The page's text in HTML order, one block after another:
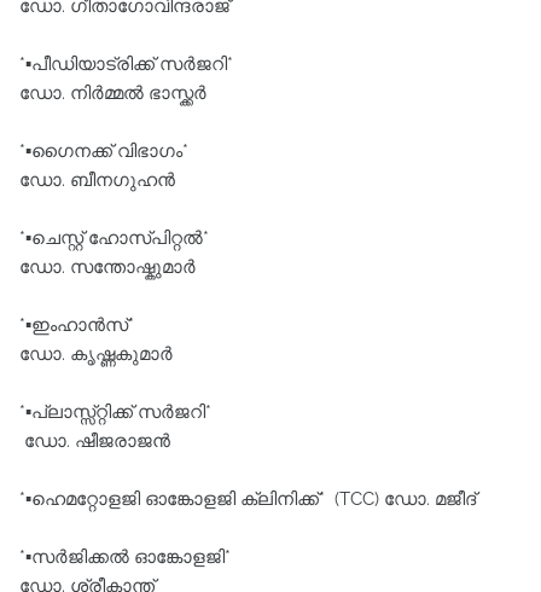
ഡോ. ഗീതാഗോവിന്ദരാജ്
*▪️പീഡിയാട്രിക്ക് സർജറി*
ഡോ. നിർമ്മൽ ഭാസ്ക്കർ
*▪️ഗൈനക്ക് വിഭാഗം*
ഡോ. ബീനഗുഹൻ
*▪️ചെസ്റ്റ് ഹോസ്പിറ്റൽ*
ഡോ. സന്തോഷ്കുമാർ
*▪️ഇംഹാൻസ്*
ഡോ. കൃഷ്ണകുമാർ
*▪️പ്ലാസ്സ്റ്റിക്ക് സർജറി*
ഡോ. ഷീജരാജൻ
*▪️ഹെമറ്റോളജി ഓങ്കോളജി ക്ലിനിക്ക്* (TCC) ഡോ. മജീദ്
*▪️സർജിക്കൽ ഓങ്കോളജി*
ഡോ. ശ്രീകാന്ത്